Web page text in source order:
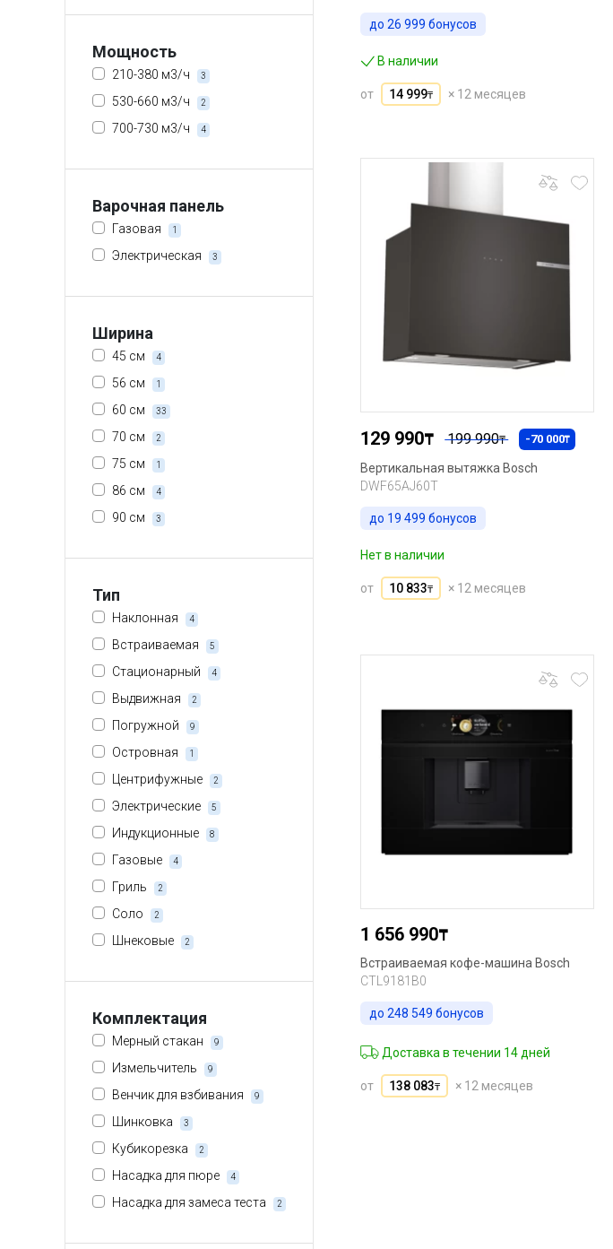
Мощность
210-380 м3/ч 3
530-660 м3/ч 2
700-730 м3/ч 4
Варочная панель
Газовая 1
Электрическая 3
Ширина
45 см 4
56 см 1
60 см 33
70 см 2
75 см 1
86 см 4
90 см 3
Тип
Наклонная 4
Встраиваемая 5
Стационарный 4
Выдвижная 2
Погружной 9
Островная 1
Центрифужные 2
Электрические 5
Индукционные 8
Газовые 4
Гриль 2
Соло 2
Шнековые 2
Комплектация
Мерный стакан 9
Измельчитель 9
Венчик для взбивания 9
Шинковка 3
Кубикорезка 2
Насадка для пюре 4
Насадка для замеса теста 2
до 26 999 бонусов
В наличии
от 14 999₸ × 12 месяцев
129 990₸ 199 990₸ -70 000₸
Вертикальная вытяжка Bosch
DWF65AJ60T
до 19 499 бонусов
Нет в наличии
от 10 833₸ × 12 месяцев
1 656 990₸
Встраиваемая кофе-машина Bosch
CTL9181B0
до 248 549 бонусов
Доставка в течении 14 дней
от 138 083₸ × 12 месяцев